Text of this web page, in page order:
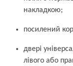
накладкою;
посилений
двері
лівого або